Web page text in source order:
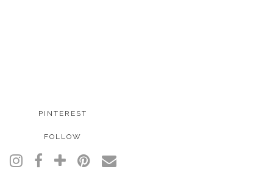
PINTEREST
FOLLOW